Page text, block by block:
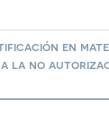
en
la no